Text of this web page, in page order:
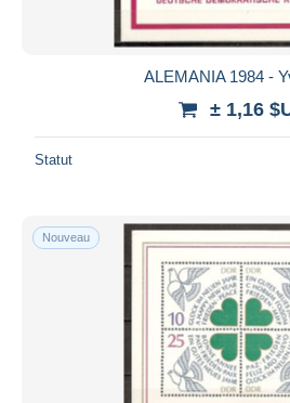
ALEMANIA 1984 -
± 1,16
Statut
Nouveau